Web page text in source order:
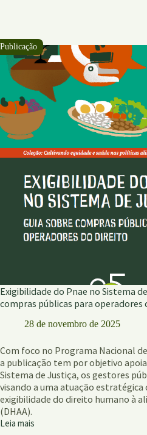
território
Exigibilidade do Pnae no Sistema
compras públicas para operadores
28 de novembro de 2025
Com foco no Programa Nacional
a publicação tem por objetivo
Sistema de Justiça, os gestores
visando a uma atuação estratégica
exigibilidade do direito humano à
(DHAA).
Leia mais
Exigibilidade